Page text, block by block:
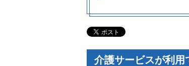
介護サービスが利用